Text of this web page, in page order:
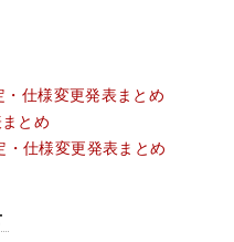
仕様変更発表まとめ
とめ
仕様変更発表まとめ